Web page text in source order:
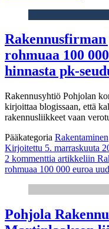
rohmuaa 100
hinnasta pk-
Rakennusyhtiö Pohjolan
kirjoittaa blogissaan, että
rakennusliikkeet vaan
Pääkategoria Rakentaminen
Kirjoitettu 5. marraskuuta
2 kommenttia artikkeliin
rohmuaa 100 000 euroa
Pohjola